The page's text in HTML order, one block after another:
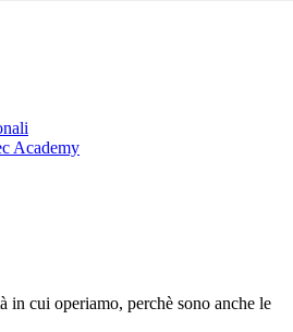
Academy
in cui operiamo, perchè sono anche le